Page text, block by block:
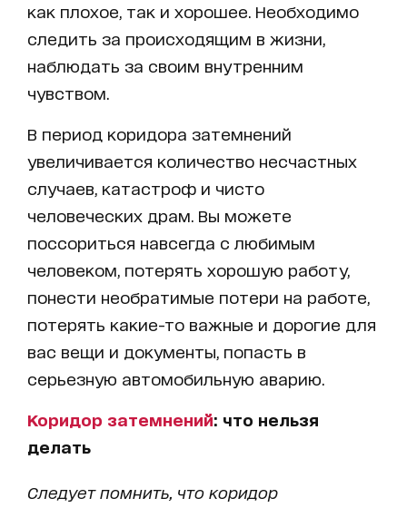
как плохое, так и хорошее. Необходимо
следить за происходящим в жизни,
наблюдать за своим внутренним
чувством.
В период коридора затемнений
увеличивается количество несчастных
случаев, катастроф и чисто
человеческих драм. Вы можете
поссориться навсегда с любимым
человеком, потерять хорошую работу,
понести необратимые потери на работе,
потерять какие-то важные и дорогие для
вас вещи и документы, попасть в
серьезную автомобильную аварию.
Коридор затемнений: что нельзя
делать
Следует помнить, что коридор